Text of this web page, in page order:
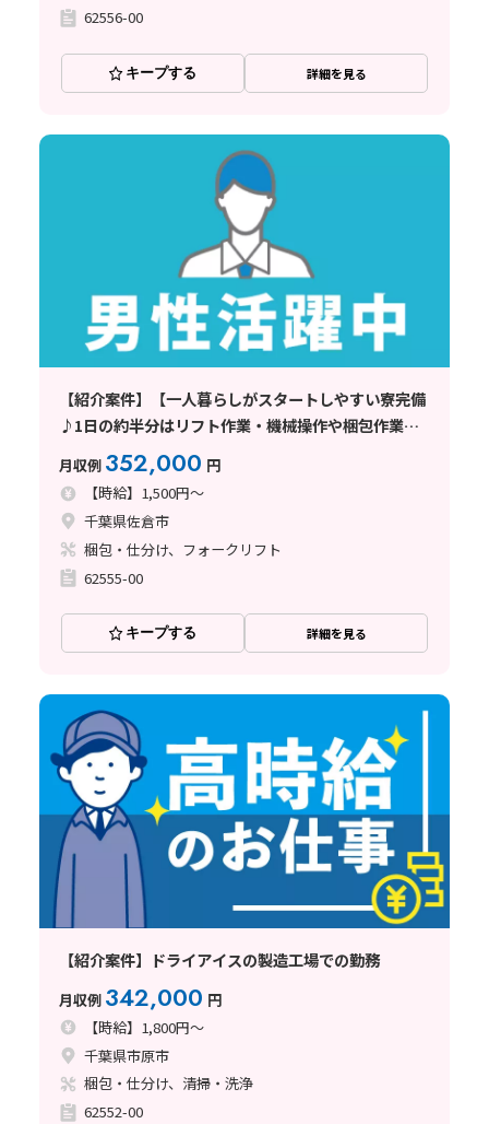
62556-00
キープする 詳細を見る
【紹介案件】【一人暮らしがスタートしやすい寮完備
♪1日の約半分はリフト作業・機械操作や梱包作業も
あり】時給1500円/2交替/千葉県佐倉市/シフト休み
月収例 352,000 円
【時給】1,500円～
千葉県佐倉市
梱包・仕分け、フォークリフト
62555-00
キープする 詳細を見る
【紹介案件】ドライアイスの製造工場での勤務
月収例 342,000 円
【時給】1,800円～
千葉県市原市
梱包・仕分け、清掃・洗浄
62552-00